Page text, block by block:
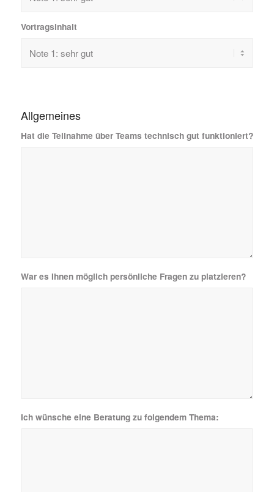
Vortragsinhalt
Allgemeines
Hat die Teilnahme über Teams technisch gut funktioniert?
War es Ihnen möglich persönliche Fragen zu platzieren?
Ich wünsche eine Beratung zu folgendem Thema: